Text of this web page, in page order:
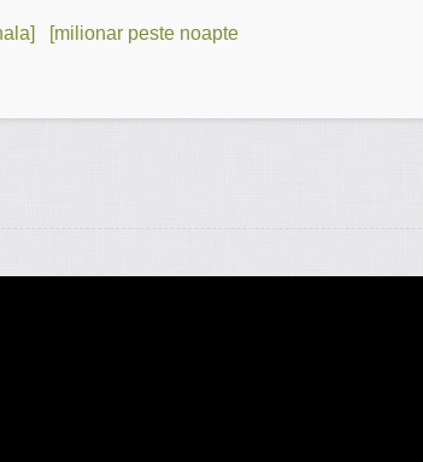
[milionar peste noapte